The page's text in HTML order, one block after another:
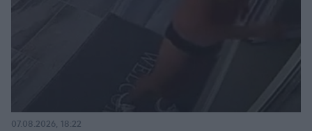
07.08.2026, 18:22